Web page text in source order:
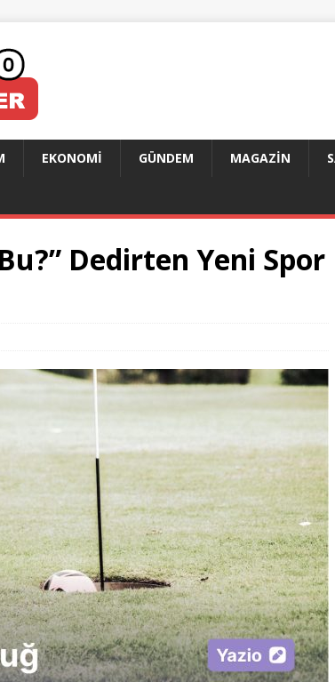
EKONOMI GÜNDEM MAGAZIN
Dedirten Yeni Spor